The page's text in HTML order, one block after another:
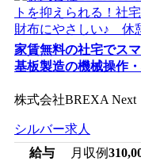
家賃無料の社宅でス
基板製造の機械操作
株式会社BREXA
シルバー求人
給与
月収例